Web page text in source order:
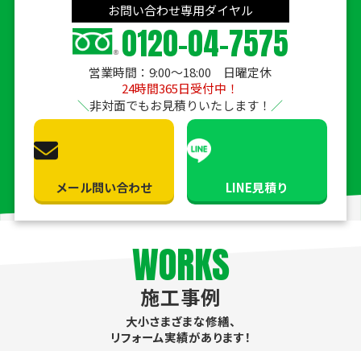
お問い合わせ専用ダイヤル
0120-04-7575
営業時間：9:00〜18:00 日曜定休
24時間365日受付中！
非対面でもお見積りいたします！
メール問い合わせ LINE見積り
WORKS
施工事例
大小さまざまな修繕、
リフォーム実績があります！